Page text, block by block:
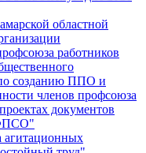
областной
работников
созданию ППО и
членов профсоюза
документов
агитационных